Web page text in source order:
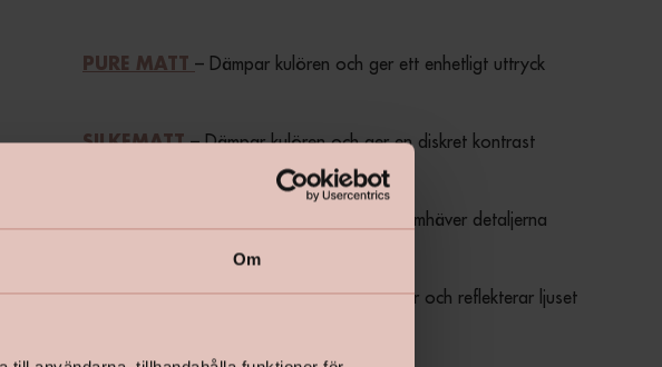
Om
PURE MATT – Dämpar kulören och ger ett enhetligt uttryck
SILKEMATT – Dämpar kulören och ger en diskret kontrast
– Förstärker kulören och framhäver detaljerna
SUPERBLANK – Skapar tydliga kontraster och reflekterar ljuset